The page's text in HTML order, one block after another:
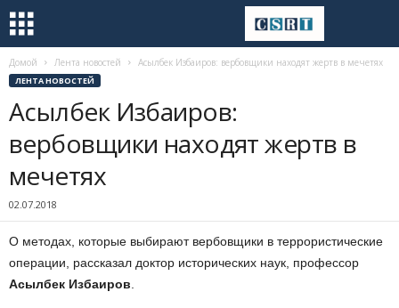
Домой Лента новостей Асылбек Избаиров: вербовщики находят жертв в мечетях
ЛЕНТА НОВОСТЕЙ
Асылбек Избаиров:
вербовщики находят жертв в
мечетях
02.07.2018
О методах, которые выбирают вербовщики в террористические
операции, рассказал доктор исторических наук, профессор
Асылбек Избаиров